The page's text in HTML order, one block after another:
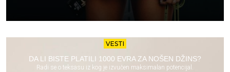
VESTI
DA LI BISTE PLATILI 1000 EVRA ZA NOŠEN DŽINS?
Radi se o teksasu iz kog je izvučen maksimalan potencijal.